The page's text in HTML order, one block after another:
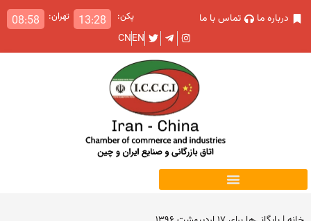
درباره ما تماس با ما پکن: 13:28 تهران: 08:58
EN
CN